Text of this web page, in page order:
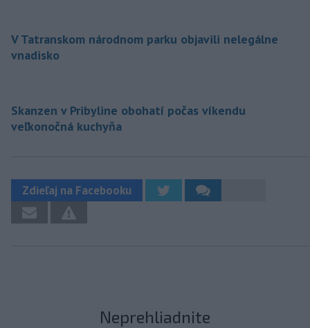
V Tatranskom národnom parku objavili nelegálne
vnadisko
Skanzen v Pribyline obohatí počas víkendu
veľkonočná kuchyňa
Zdieľaj na Facebooku
Neprehliadnite